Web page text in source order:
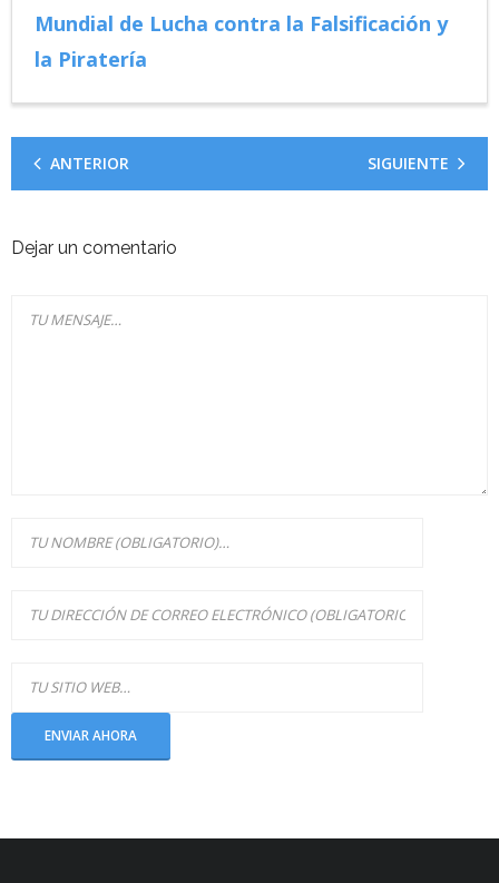
Mundial de Lucha contra la Falsificación y
la Piratería
ANTERIOR SIGUIENTE
Dejar un comentario